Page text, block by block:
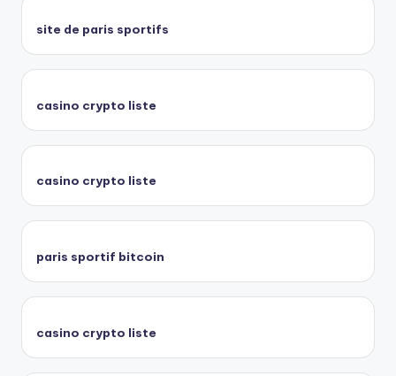
site de paris sportifs
casino crypto liste
casino crypto liste
paris sportif bitcoin
casino crypto liste